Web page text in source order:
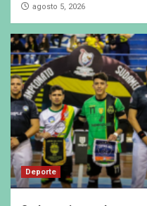
agosto 5, 2026
Deporte